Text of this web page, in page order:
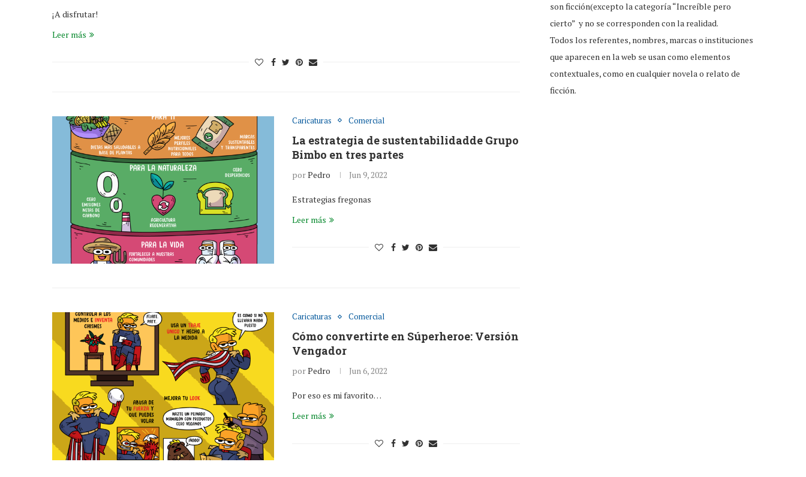
¡A disfrutar!
Leer más
Caricaturas Comercial
La estrategia de sustentabilidadde Grupo
Bimbo en tres partes
porPedro Jun 9, 2022
Estrategias fregonas
Leer más
Caricaturas Comercial
Cómo convertirte en Súperheroe: Versión
Vengador
porPedro Jun 6, 2022
Por eso es mi favorito…
Leer más
son ficción(excepto la categoría “Increíble pero
cierto” y no se corresponden con la realidad.
Todos los referentes, nombres, marcas o instituciones
que aparecen en la web se usan como elementos
contextuales, como en cualquier novela o relato de
ficción.